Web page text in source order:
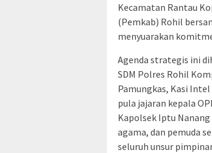
Kecamatan Rantau
(Pemkab) Rohil
menyuarakan
Agenda strategis ini
SDM Polres Rohil
Pamungkas, Kasi
pula jajaran kepala
Kapolsek Iptu
agama, dan pemuda
seluruh unsur